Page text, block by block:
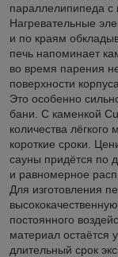
параллелипипеда с
Нагревательные
и по краям
печь напоминает
во время парения
поверхности корпуса.
Это особенно
бани. С каменкой
количества
короткие сроки.
сауны придётся по
и равномерное
Для изготовления
постоянного
материал остаётся
длительный срок